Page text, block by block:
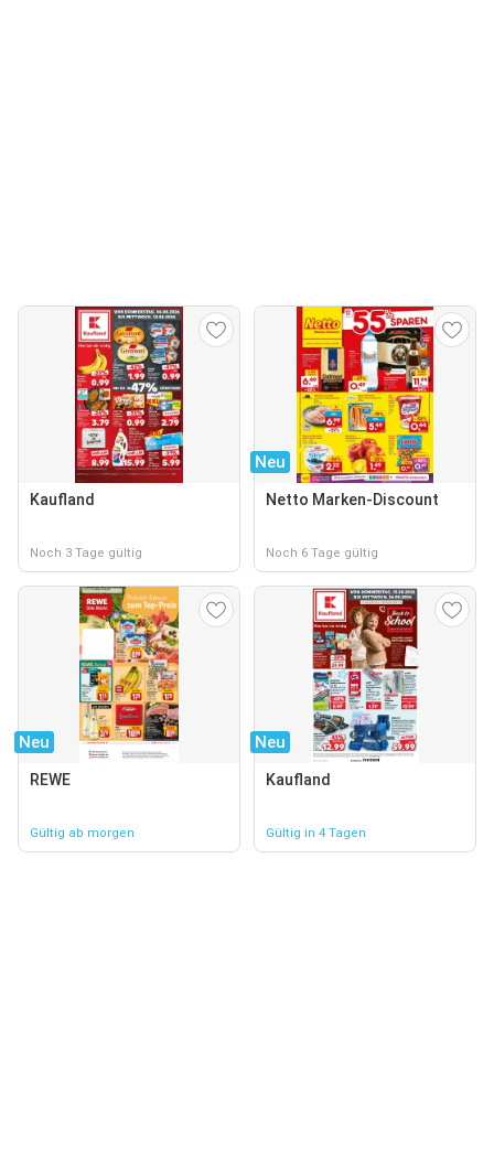
Kaufland
Noch 3 Tage gültig
Neu
Netto Marken-Discount
Noch 6 Tage gültig
Neu
REWE
Gültig ab morgen
Neu
Kaufland
Gültig in 4 Tagen